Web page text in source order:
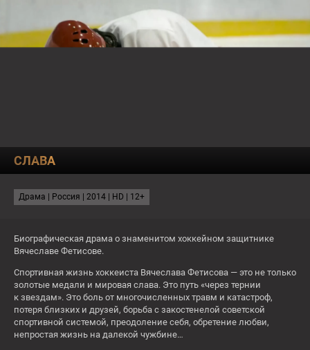
СЕЙЧАС
Монах и бес
Пт
7
16+
СЛАВА
Драма | Россия | 2014 | HD | 12+
Биографическая драма о знаменитом хоккейном защитнике
Вячеславе Фетисове.
Спортивная жизнь хоккеиста Вячеслава Фетисова — это не только
золотые медали и мировая слава. Это путь «через тернии
к звездам». Это боль от многочисленных травм и катастроф,
потеря близких и друзей, борьба с закостенелой советской
спортивной системой, преодоление себя, обретение любви,
непростая жизнь на далекой чужбине…